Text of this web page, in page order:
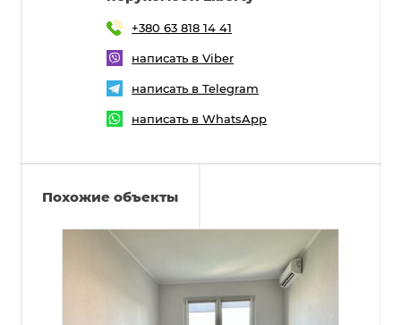
+380 63 818 14 41
написать в Viber
написать в Telegram
написать в WhatsApp
Похожие объекты